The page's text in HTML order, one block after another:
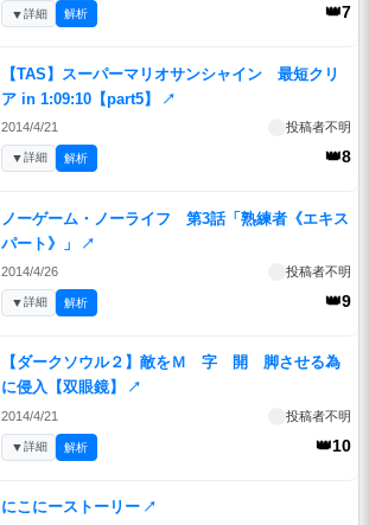
👑7
▼詳細 解析
【TAS】スーパーマリオサンシャイン 最短クリ
ア in 1:09:10【part5】
↗
2014/4/21 投稿者不明
👑8
▼詳細 解析
ノーゲーム・ノーライフ 第3話「熟練者《エキス
パート》」
↗
2014/4/26 投稿者不明
👑9
▼詳細 解析
【ダークソウル２】敵をＭ 字 開 脚させる為
に侵入【双眼鏡】
↗
2014/4/21 投稿者不明
👑10
▼詳細 解析
にこにーストーリー ↗